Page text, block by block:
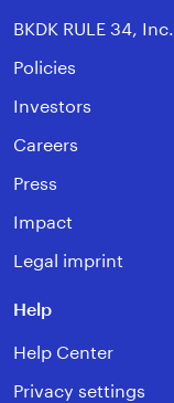
BKDK RULE 34, Inc.
Policies
Investors
Careers
Press
Impact
Legal imprint
Help
Help Center
Privacy settings